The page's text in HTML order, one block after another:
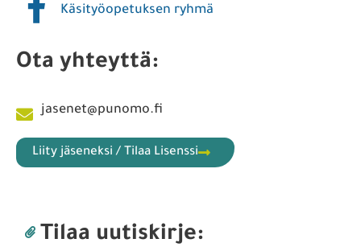
Käsityöopetuksen ryhmä
Ota yhteyttä:
jasenet@punomo.fi
Liity jäseneksi / Tilaa Lisenssi
Tilaa uutiskirje: